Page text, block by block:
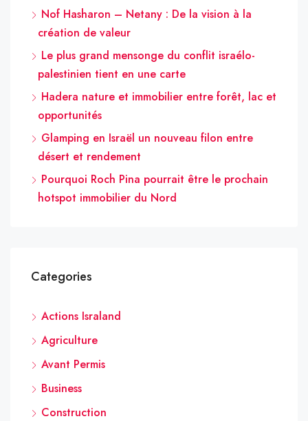
Nof Hasharon – Netany : De la vision à la
création de valeur
Le plus grand mensonge du conflit israélo-
palestinien tient en une carte
Hadera nature et immobilier entre forêt, lac et
opportunités
Glamping en Israël un nouveau filon entre
désert et rendement
Pourquoi Roch Pina pourrait être le prochain
hotspot immobilier du Nord
Categories
Actions Israland
Agriculture
Avant Permis
Business
Construction